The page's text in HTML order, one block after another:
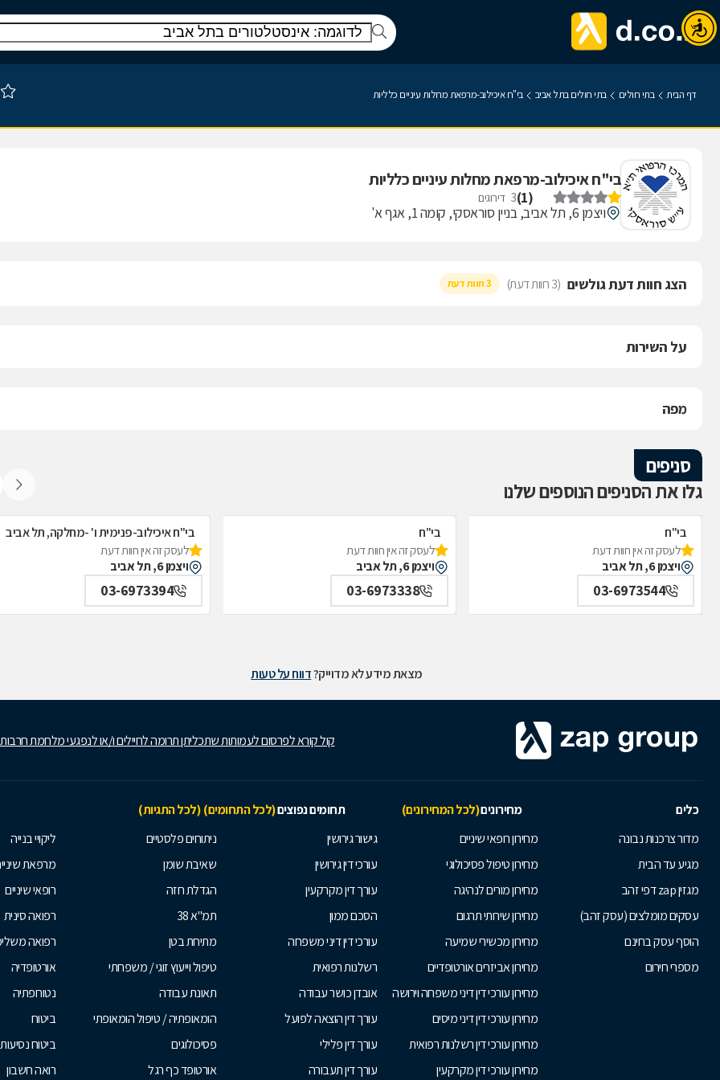
דף הבית בתי חולים בתי חולים בתל אביב בי"ח איכילוב-מרפאת מחלות עיניים כלליות
בי"ח איכילוב-מרפאת מחלות עיניים כלליות
(
1
)
3 דירוגים
ויצמן 6, תל אביב, בניין סוראסקי, קומה 1, אגף א'
הצג חוות דעת גולשים (3 חוות דעת) 3 חוות דעת
על השירות
מפה
סניפים
גלו את הסניפים הנוספים שלנו
בי"ח
איכילוב-אף,אוזן,גרון,ניתוחי-ראש,צוואר,פה,לסתות-מערך,
תל אביב
לעסק זה אין חוות דעת
ויצמן 6, תל אביב
03-6973544
בי"ח
איכילוב-אף;אוזן;גרון;ניתוחי-ראש;צוואר;פה;לסתות-מרפאה,
תל אביב
לעסק זה אין חוות דעת
ויצמן 6, תל אביב
03-6973338
בי"ח איכילוב-פנימית ו' -מחלקה, תל אביב
לעסק זה אין חוות דעת
ויצמן 6, תל אביב
03-6973394
מצאת מידע לא מדוייק?דווח על טעות
קול קורא לפרסום לעמותות שתכליתן תרומה לחיילים ו/או לנפגעי מלחמת
כלים מחירונים(לכל המחירונים) תחומים נפוצים(לכל התחומים) (לכל התגיות)
מדור צרכנות נבונה
מגיע עד הבית
מגזין zap דפי זהב
עסקים מומלצים (עסק זהב)
הוסף עסק בחינם
מספרי חירום
מחירון רופאי שיניים
מחירון טיפול פסיכולוגי
מחירון מורים לנהיגה
מחירון שירותי תרגום
מחירון מכשירי שמיעה
מחירון אביזרים אורטופדיים
מחירון עורכי דין דיני משפחה וירושה
מחירון עורכי דין דיני מיסים
מחירון עורכי דין רשלנות רפואית
מחירון עורכי דין מקרקעין
גישור גירושין
עורכי דין גירושין
עורך דין מקרקעין
הסכם ממון
עורכי דין דיני משפחה
רשלנות רפואית
אובדן כושר עבודה
עורך דין הוצאה לפועל
עורך דין פלילי
עורך דין תעבורה
ניתוחים פלסטיים
שאיבת שומן
הגדלת חזה
תמ"א 38
מתיחת בטן
טיפול וייעוץ זוגי / משפחתי
תאונת עבודה
הומאופתיה / טיפול הומאופתי
פסיכולוגים
אורטופד כף רגל
ליקויי בנייה
מרפאת
רופאי שיניים
רפואה סינית
רפואה
אורטופדיה
נטורופתיה
ביטוח
ביטוח
רואה חשבון